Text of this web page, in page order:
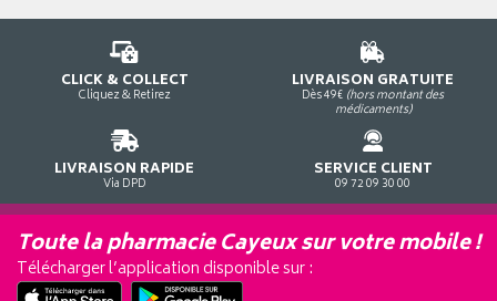
CLICK & COLLECT
Cliquez & Retirez
LIVRAISON GRATUITE
Dès 49€ (hors montant des
médicaments)
LIVRAISON RAPIDE
Via DPD
SERVICE CLIENT
09 72 09 30 00
Toute la pharmacie Cayeux sur votre mobile !
Télécharger l’application disponible sur :